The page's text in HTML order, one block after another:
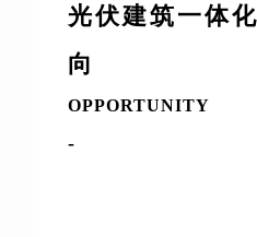
光伏建筑一体
向
OPPORTUNITY
-